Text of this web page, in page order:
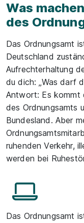
Was
des
Das Ordnungsamt
Deutschland
Aufrechterhaltung
du dich: „Was darf
Antwort: Es kommt
des Ordnungsamts
Bundesland. Aber
ruhenden Verkehr,
werden bei
Das Ordnungsamt